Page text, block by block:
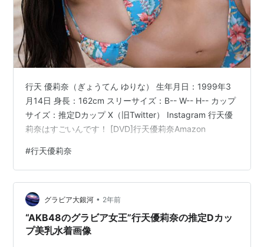
行天 優莉奈（ぎょうてん ゆりな） 生年月日：1999年3
月14日 身長：162cm スリーサイズ：B-- W-- H-- カップ
サイズ：推定Dカップ X（旧Twitter） Instagram 行天優
莉奈はすごいんです！ [DVD]行天優莉奈Amazon
#行天優莉奈
グラビア大銀河 • 2年前
“AKB48のグラビア女王”行天優莉奈の推定Dカッ
プ美乳水着画像